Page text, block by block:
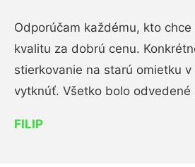
Odporúčam každému, kto
kvalitu za dobrú cenu.
stierkovanie na starú omietku
vytknúť. Všetko bolo odvedené
FILIP